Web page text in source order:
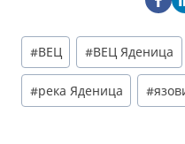
Post
Tags:
#ВЕЦ #ВЕЦ Яденица
#река Яденица #